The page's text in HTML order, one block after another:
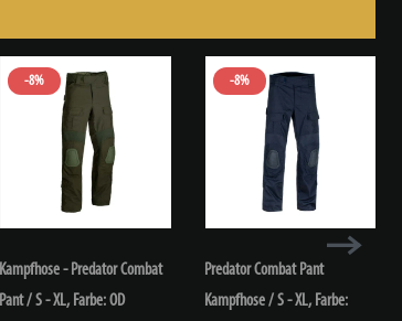
-8%
Kampfhose - Predator Combat
Pant / S - XL, Farbe: OD
-8%
Predator Combat Pant
Kampfhose / S - XL, Farbe: